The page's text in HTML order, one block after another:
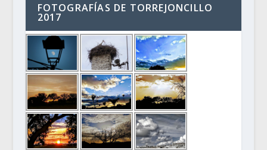
FOTOGRAFÍAS DE TORREJONCILLO
2017